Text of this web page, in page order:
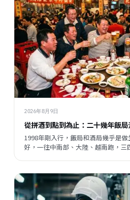
2026年8月9日
從拼酒到點到為止：二十幾年飯
1998年剛入行，飯局和酒局幾乎是
好，一往中南部、大陸、越南跑，三
久的事。